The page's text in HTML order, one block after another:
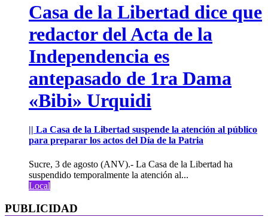
Casa de la Libertad dice que
redactor del Acta de la
Independencia es
antepasado de 1ra Dama
«Bibi» Urquidi
|| La Casa de la Libertad suspende la atención al público
para preparar los actos del Día de la Patria
Sucre, 3 de agosto (ANV).- La Casa de la Libertad ha
suspendido temporalmente la atención al...
Local
PUBLICIDAD